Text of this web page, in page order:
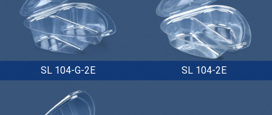
SL 104-G-2E SL 104-2E